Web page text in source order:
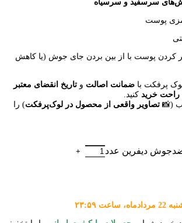
سرسفید و سرسیاه
پوست
کردن پوست با از بین بردن جای جوش (یا کاهش
پرفکت با ضمانت اصالت و تاریخ انقضای معتبر
راحت خرید کنید.
(📸 تصاویر واقعی از محصول در لوک‌پرفکت) را
ضدجوش دیفرین عدد
ساعت ۲۳:۵۹